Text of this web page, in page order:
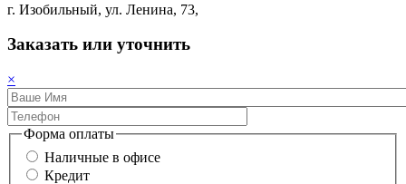
г. Изобильный, ул. Ленина, 73,
Заказать или уточнить
×
Форма оплаты
Наличные в офисе
Кредит